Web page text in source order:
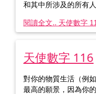
和其中所涉及的所有
閱讀全文.. 天使數字
天使數字 116
對你的物質生活（例
最高的願景，因為你